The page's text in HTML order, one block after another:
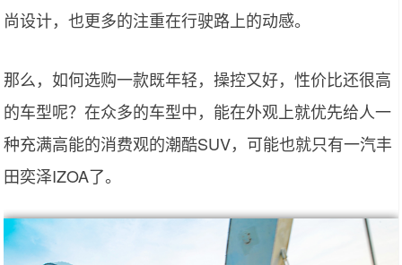
尚设计，也更多的注重在行驶路上的动感。
那么，如何选购一款既年轻，操控又好，性价比还很高
的车型呢？在众多的车型中，能在外观上就优先给人一
种充满高能的消费观的潮酷SUV，可能也就只有一汽丰
田奕泽IZOA了。